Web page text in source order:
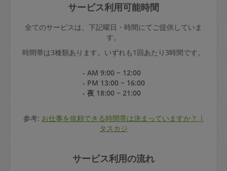
サービス利用可能時間
全てのサービスは、下記曜日・時間にてご提供していま
す。
時間帯は3種類あります。いずれも1回あたり3時間です。
- AM 9:00 ~ 12:00
- PM 13:00 ~ 16:00
- 夜 18:00 ~ 21:00
参考: お仕事を依頼できる時間帯は決まっていますか？ |
タスカジ
サービス利用の流れ